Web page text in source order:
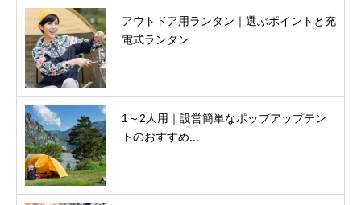
アウトドア用ランタン｜選ぶポイントと充
電式ランタン...
1～2人用｜設営簡単なポップアップテン
トのおすすめ...